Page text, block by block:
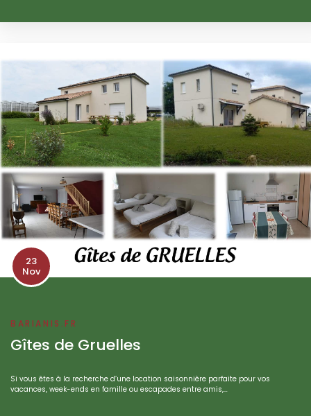
23
Nov
BARIANIS.FR
Gîtes de Gruelles
Si vous êtes à la recherche d’une location saisonnière parfaite pour vos
vacances, week-ends en famille ou escapades entre amis,…